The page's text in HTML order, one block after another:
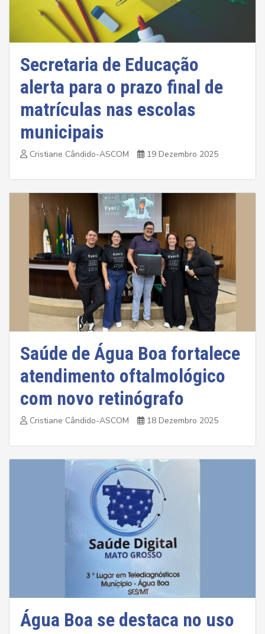
Secretaria de Educação
alerta para o prazo final de
matrículas nas escolas
municipais
Cristiane Cândido-ASCOM 19 Dezembro 2025
Saúde de Água Boa fortalece
atendimento oftalmológico
com novo retinógrafo
Cristiane Cândido-ASCOM 18 Dezembro 2025
Água Boa se destaca no uso